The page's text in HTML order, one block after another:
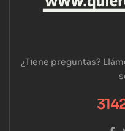
¿Tiene preguntas?